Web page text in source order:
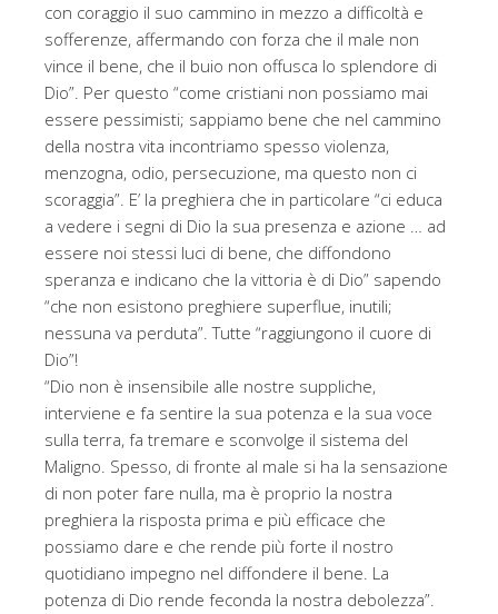
con coraggio il suo cammino in mezzo a difficoltà e
sofferenze, affermando con forza che il male non
vince il bene, che il buio non offusca lo splendore di
Dio”. Per questo “come cristiani non possiamo mai
essere pessimisti; sappiamo bene che nel cammino
della nostra vita incontriamo spesso violenza,
menzogna, odio, persecuzione, ma questo non ci
scoraggia”. E’ la preghiera che in particolare “ci educa
a vedere i segni di Dio la sua presenza e azione … ad
essere noi stessi luci di bene, che diffondono
speranza e indicano che la vittoria è di Dio” sapendo
“che non esistono preghiere superflue, inutili;
nessuna va perduta”. Tutte “raggiungono il cuore di
Dio”!
“Dio non è insensibile alle nostre suppliche,
interviene e fa sentire la sua potenza e la sua voce
sulla terra, fa tremare e sconvolge il sistema del
Maligno. Spesso, di fronte al male si ha la sensazione
di non poter fare nulla, ma è proprio la nostra
preghiera la risposta prima e più efficace che
possiamo dare e che rende più forte il nostro
quotidiano impegno nel diffondere il bene. La
potenza di Dio rende feconda la nostra debolezza”.